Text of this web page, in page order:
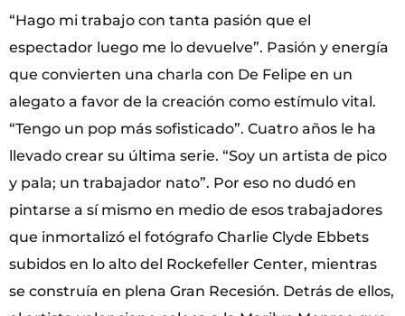
“Hago mi trabajo con tanta pasión que el
espectador luego me lo devuelve”. Pasión y energía
que convierten una charla con De Felipe en un
alegato a favor de la creación como estímulo vital.
“Tengo un pop más sofisticado”. Cuatro años le ha
llevado crear su última serie. “Soy un artista de pico
y pala; un trabajador nato”. Por eso no dudó en
pintarse a sí mismo en medio de esos trabajadores
que inmortalizó el fotógrafo Charlie Clyde Ebbets
subidos en lo alto del Rockefeller Center, mientras
se construía en plena Gran Recesión. Detrás de ellos,